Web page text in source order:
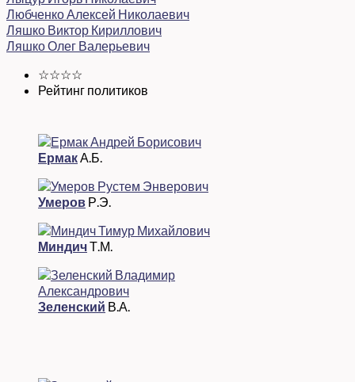
Любченко Алексей Николаевич
Ляшко Виктор Кириллович
Ляшко Олег Валерьевич
☆☆☆☆
Рейтинг политиков
ЕрмакА.Б.
Умеров Р.Э.
МиндичТ.М.
Зеленский В.А.